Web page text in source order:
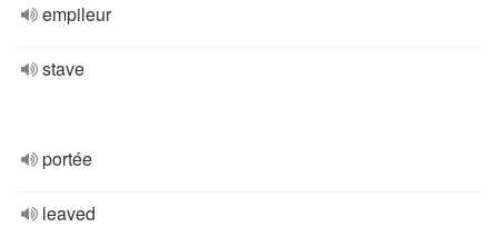
empileur
stave
portée
leaved